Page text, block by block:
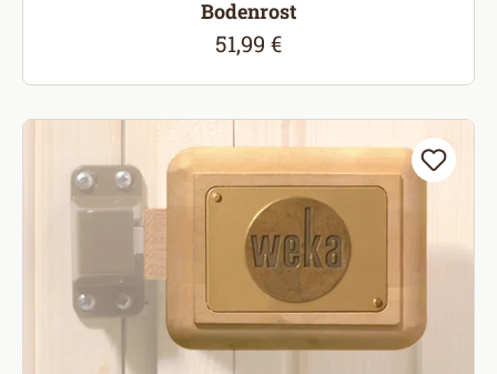
Bodenrost
Regulärer Preis:
51,99 €